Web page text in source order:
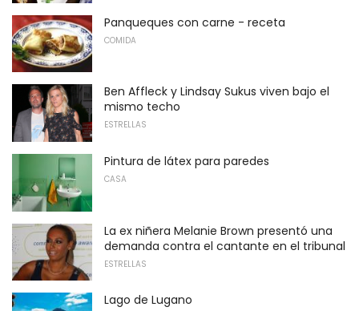
Panqueques con carne - receta
COMIDA
Ben Affleck y Lindsay Sukus viven bajo el
mismo techo
ESTRELLAS
Pintura de látex para paredes
CASA
La ex niñera Melanie Brown presentó una
demanda contra el cantante en el tribunal
ESTRELLAS
Lago de Lugano